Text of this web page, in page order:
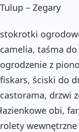
Tulup – Zegary
stokrotki
camelia, taśma
ogrodzenie z
fiskars, ściski do
castorama, drzwi
łazienkowe obi,
rolety